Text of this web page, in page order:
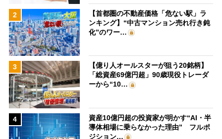
2
【首都圏の不動産価格「危ない駅」ラ
ンキング】“中古マンション売れ行き鈍
化”のワー…
3
【億り人オールスターが狙う20銘柄】
「総資産69億円超」90歳現役トレーダ
ーから“10…
4
資産10億円超の投資家が明かす“AI・半
導体相場に乗らなかった理由” フルポ
ジション…